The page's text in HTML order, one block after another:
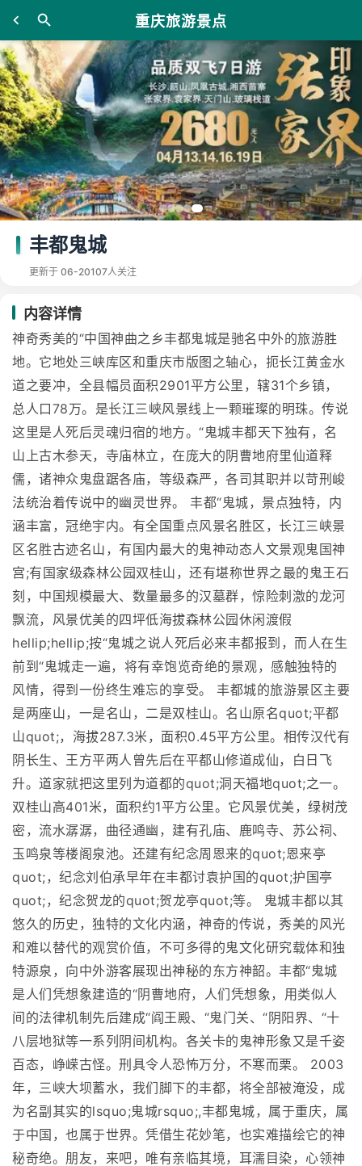
重庆旅游景点
丰都鬼城
更新于 06-20107人关注
内容详情
神奇秀美的“中国神曲之乡丰都鬼城是驰名中外的旅游胜
地。它地处三峡库区和重庆市版图之轴心，扼长江黄金水
道之要冲，全县幅员面积2901平方公里，辖31个乡镇，
总人口78万。是长江三峡风景线上一颗璀璨的明珠。传说
这里是人死后灵魂归宿的地方。“鬼城丰都天下独有，名
山上古木参天，寺庙林立，在庞大的阴曹地府里仙道释
儒，诸神众鬼盘踞各庙，等级森严，各司其职并以苛刑峻
法统治着传说中的幽灵世界。 丰都“鬼城，景点独特，内
涵丰富，冠绝宇内。有全国重点风景名胜区，长江三峡景
区名胜古迹名山，有国内最大的鬼神动态人文景观鬼国神
宫;有国家级森林公园双桂山，还有堪称世界之最的鬼王石
刻，中国规模最大、数量最多的汉墓群，惊险刺激的龙河
飘流，风景优美的四坪低海拔森林公园休闲渡假
hellip;hellip;按“鬼城之说人死后必来丰都报到，而人在生
前到“鬼城走一遍，将有幸饱览奇绝的景观，感触独特的
风情，得到一份终生难忘的享受。 丰都城的旅游景区主要
是两座山，一是名山，二是双桂山。名山原名quot;平都
山quot;，海拔287.3米，面积0.45平方公里。相传汉代有
阴长生、王方平两人曾先后在平都山修道成仙，白日飞
升。道家就把这里列为道都的quot;洞天福地quot;之一。
双桂山高401米，面积约1平方公里。它风景优美，绿树茂
密，流水潺潺，曲径通幽，建有孔庙、鹿鸣寺、苏公祠、
玉鸣泉等楼阁泉池。还建有纪念周恩来的quot;恩来亭
quot;，纪念刘伯承早年在丰都讨袁护国的quot;护国亭
quot;，纪念贺龙的quot;贺龙亭quot;等。 鬼城丰都以其
悠久的历史，独特的文化内涵，神奇的传说，秀美的风光
和难以替代的观赏价值，不可多得的鬼文化研究载体和独
特源泉，向中外游客展现出神秘的东方神韶。丰都“鬼城
是人们凭想象建造的“阴曹地府，人们凭想象，用类似人
间的法律机制先后建成“阎王殿、“鬼门关、“阴阳界、“十
八层地狱等一系列阴间机构。各关卡的鬼神形象又是千姿
百态，峥嵘古怪。刑具令人恐怖万分，不寒而栗。 2003
年，三峡大坝蓄水，我们脚下的丰都，将全部被淹没，成
为名副其实的lsquo;鬼城rsquo;,丰都鬼城，属于重庆，属
于中国，也属于世界。凭借生花妙笔，也实难描绘它的神
秘奇绝。朋友，来吧，唯有亲临其境，耳濡目染，心领神